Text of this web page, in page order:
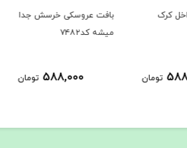
کرک
تومان
بافت عروسکی خرسش جدا
میشه کد۷۴۸۲
588,000 تومان